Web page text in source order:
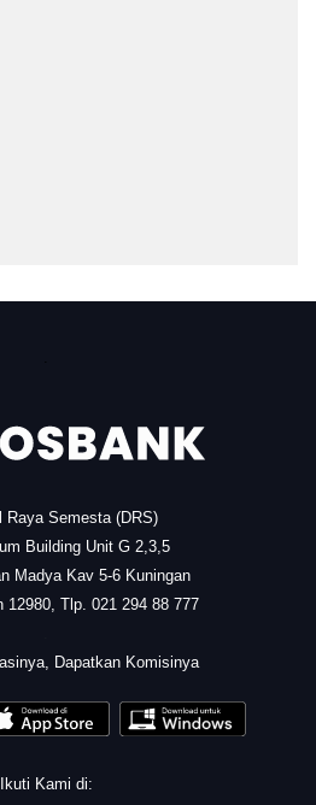
Raya Semesta (DRS)
Building Unit G 2,3,5
Madya Kav 5-6 Kuningan
12980, Tlp. 021 294 88 777
Dapatkan Komisinya
Ikuti Kami di: